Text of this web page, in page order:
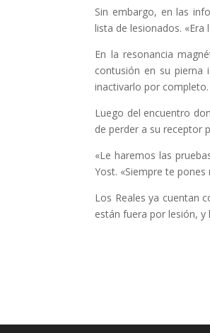
Sin embargo, en las
lista de lesionados.
En la resonancia
contusión en su pierna
inactivarlo por completo.
Luego del encuentro
de perder a su receptor
«Le haremos las
Yost. «Siempre te
Los Reales ya cuentan
están fuera por lesión,